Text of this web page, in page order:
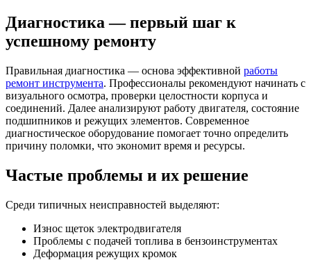
Диагностика — первый шаг к
успешному ремонту
Правильная диагностика — основа эффективной работы
ремонт инструмента. Профессионалы рекомендуют начинать с
визуального осмотра, проверки целостности корпуса и
соединений. Далее анализируют работу двигателя, состояние
подшипников и режущих элементов. Современное
диагностическое оборудование помогает точно определить
причину поломки, что экономит время и ресурсы.
Частые проблемы и их решение
Среди типичных неисправностей выделяют:
Износ щеток электродвигателя
Проблемы с подачей топлива в бензоинструментах
Деформация режущих кромок